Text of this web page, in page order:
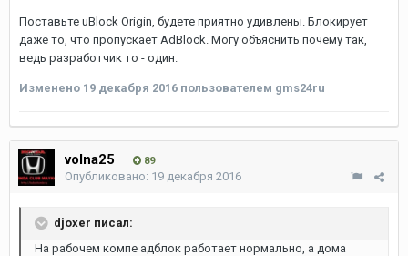
Поставьте uBlock Origin, будете приятно удивлены. Блокирует
даже то, что пропускает AdBlock. Могу объяснить почему так,
ведь разработчик то - один.
Изменено 19 декабря 2016 пользователем gms24ru
volna25 89
Опубликовано: 19 декабря 2016
djoxer писал:
На рабочем компе адблок работает нормально, а дома